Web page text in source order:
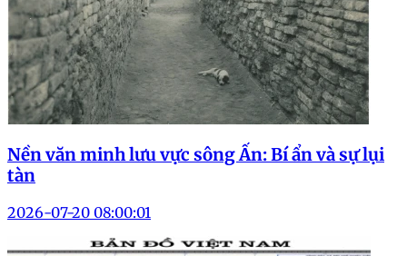
Nền văn minh lưu vực sông Ấn: Bí ẩn và sự lụi
tàn
2026-07-20 08:00:01